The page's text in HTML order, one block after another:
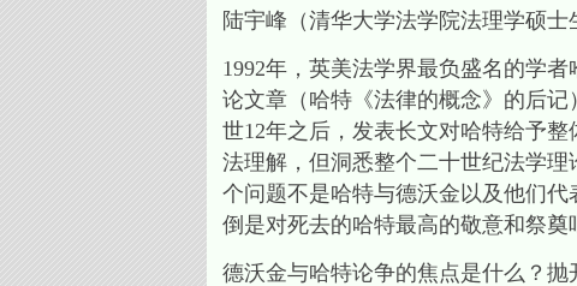
陆宇峰（清华大学法学院法理学硕士
1992年，英美法学界最负盛名的学
论文章（哈特《法律的概念》的后
世12年之后，发表长文对哈特给予
法理解，但洞悉整个二十世纪法学
个问题不是哈特与德沃金以及他们
倒是对死去的哈特最高的敬意和祭奠
德沃金与哈特论争的焦点是什么？